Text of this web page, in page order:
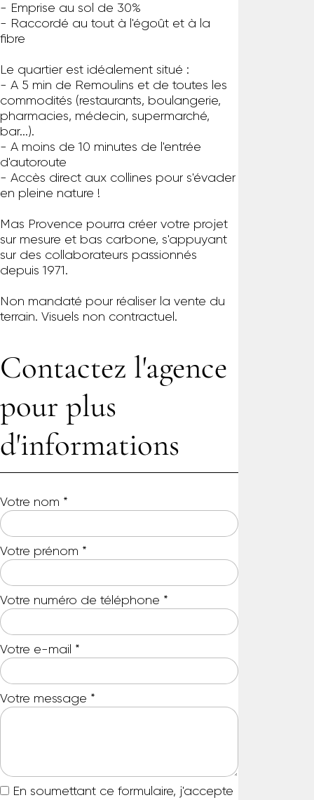
- Emprise au sol de 30%
- Raccordé au tout à l'égoût et à la
fibre
Le quartier est idéalement situé :
- A 5 min de Remoulins et de toutes les
commodités (restaurants, boulangerie,
pharmacies, médecin, supermarché,
bar...).
- A moins de 10 minutes de l'entrée
d'autoroute
- Accès direct aux collines pour s'évader
en pleine nature !
Mas Provence pourra créer votre projet
sur mesure et bas carbone, s'appuyant
sur des collaborateurs passionnés
depuis 1971.
Non mandaté pour réaliser la vente du
terrain. Visuels non contractuel.
Contactez l'agence
pour plus
d'informations
Votre nom *
Votre prénom *
Votre numéro de téléphone *
Votre e-mail *
Votre message *
En soumettant ce formulaire, j'accepte